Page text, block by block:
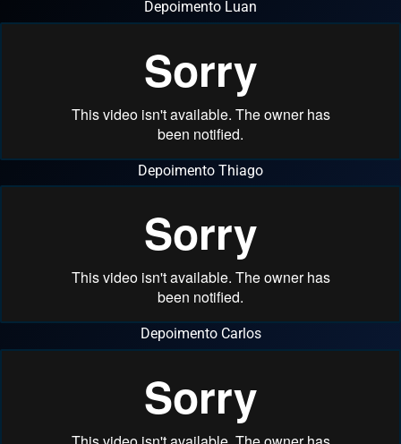
Depoimento Luan
Depoimento Thiago
Depoimento Carlos